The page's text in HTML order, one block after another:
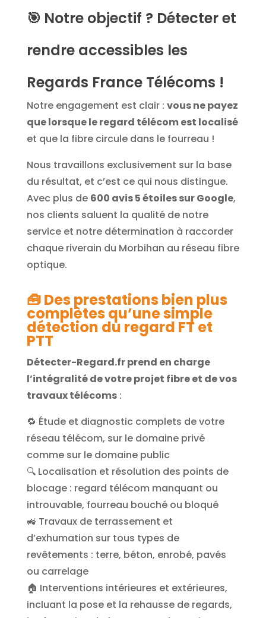
🎯 Notre objectif ? Détecter et
rendre accessibles les
Regards France Télécoms !
Notre engagement est clair : vous ne payez
que lorsque le regard télécom est localisé
et que la fibre circule dans le fourreau !
Nous travaillons exclusivement sur la base
du résultat, et c’est ce qui nous distingue.
Avec plus de 600 avis 5 étoiles sur Google,
nos clients saluent la qualité de notre
service et notre détermination à raccorder
chaque riverain du Morbihan au réseau fibre
optique.
🧰Des prestations bien plus
complètes qu’une simple
détection du regard FT et
PTT
Détecter-Regard.fr prend en charge
l’intégralité de votre projet fibre et de vos
travaux télécoms:
🔁 Étude et diagnostic complets de votre
réseau télécom, sur le domaine privé
comme sur le domaine public
🔍 Localisation et résolution des points de
blocage : regard télécom manquant ou
introuvable, fourreau bouché ou bloqué
🚜 Travaux de terrassement et
d’exhumation sur tous types de
revêtements : terre, béton, enrobé, pavés
ou carrelage
🏠 Interventions intérieures et extérieures,
incluant la pose et la rehausse de regards,